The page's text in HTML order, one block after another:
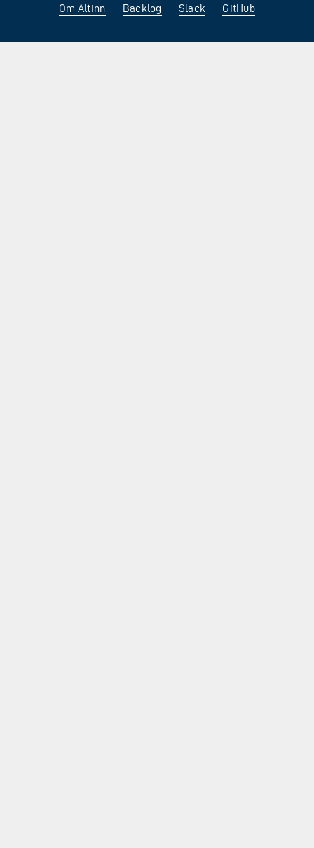
Om Altinn Backlog Slack GitHub